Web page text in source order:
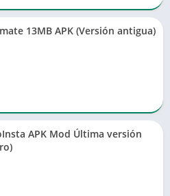
13MB APK (Versión antigua)
APK Mod Última versión